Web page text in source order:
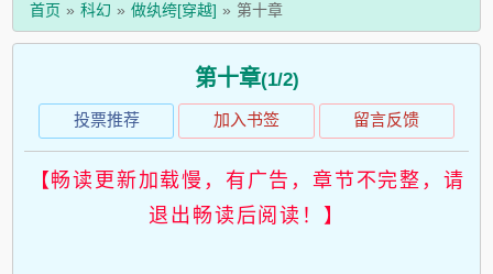
首页 科幻 做纨绔[穿越] 第十章
第十章(1/2)
投票推荐 加入书签 留言反馈
【畅读更新加载慢，有广告，章节不完整，请
退出畅读后阅读！】